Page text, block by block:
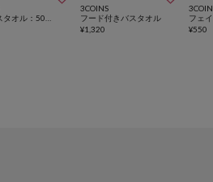
3COINS
フード付きバスタオル
¥1,320 ¥550